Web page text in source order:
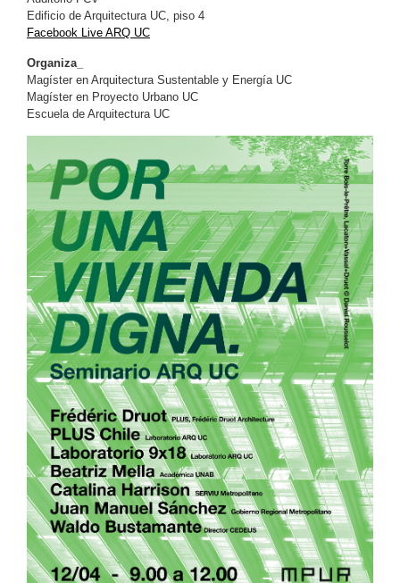
Edificio de Arquitectura UC, piso 4
Facebook Live ARQ UC
Organiza_
Magíster en Arquitectura Sustentable y Energía UC
Magíster en Proyecto Urbano UC
Escuela de Arquitectura UC